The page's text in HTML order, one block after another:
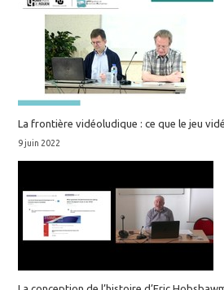
La frontière vidéoludique : ce que le jeu
9 juin 2022